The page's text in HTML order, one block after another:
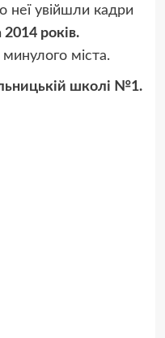
неї увійшли кадри
років.
минулого міста.
школі №1.